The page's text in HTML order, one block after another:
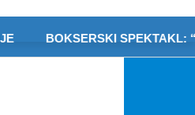
BOKSERSKI SPEKTAKL: